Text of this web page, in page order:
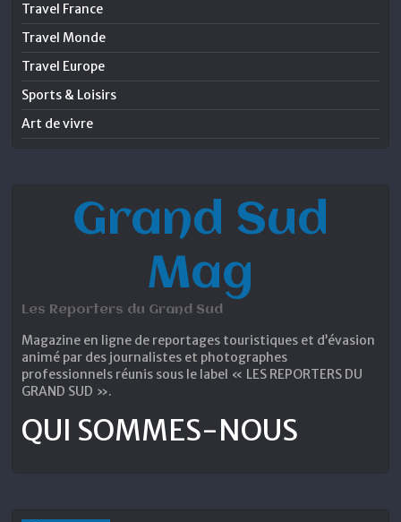
Travel France
Travel Monde
Travel Europe
Sports & Loisirs
Art de vivre
Grand Sud
Mag
Les Reporters du Grand Sud
Magazine en ligne de reportages touristiques et d’évasion
animé par des journalistes et photographes
professionnels réunis sous le label « LES REPORTERS DU
GRAND SUD ».
QUI SOMMES-NOUS